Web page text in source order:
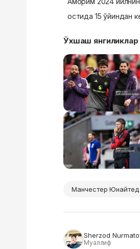
остида 15 ўйиндан
Ўхшаш янгиликлар
Манчестер Юнайтед
Sherzod
Муаллиф